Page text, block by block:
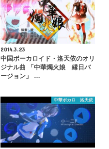
2014.3.23
中国ボーカロイド・洛天依のオリ
ジナル曲 「中華燭火娘 縁日バ
ージョン」 …
中華ボカロ 洛天依